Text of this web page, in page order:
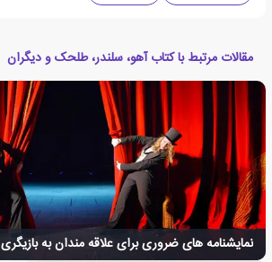
مقالات مرتبط با کتاب آهو، سلندر، طلحک و دیگران
نمایشنامه های ضروری برای علاقه مندان به بازیگری